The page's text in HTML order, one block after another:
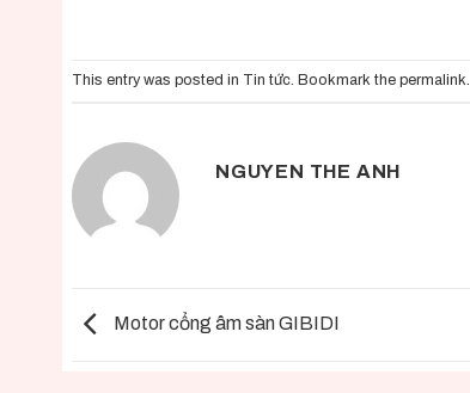
This entry was posted in Tin tức. Bookmark the permalink.
NGUYEN THE ANH
Motor cổng âm sàn GIBIDI